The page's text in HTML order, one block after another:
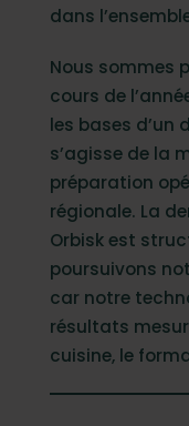
dans
Nous sommes
cours de
les bases d’un
s’agisse de la
préparation
régionale. La
Orbisk est
poursuivons
car notre
résultats
cuisine, le